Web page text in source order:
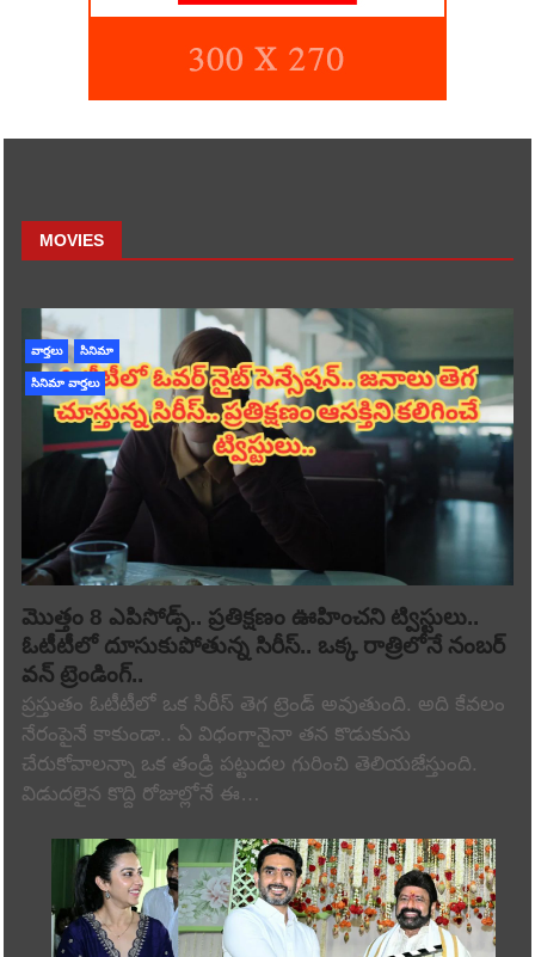
MOVIES
వార్తలు సినిమా
సినిమా వార్తలు
మొత్తం 8 ఎపిసోడ్స్.. ప్రతిక్షణం ఊహించని ట్విస్టులు..
ఓటీటీలో దూసుకుపోతున్న సిరీస్.. ఒక్క రాత్రిలోనే నంబర్
వన్ ట్రెండింగ్..
ప్రస్తుతం ఓటీటీలో ఒక సిరీస్ తెగ ట్రెండ్ అవుతుంది. అది కేవలం
నేరంపైనే కాకుండా.. ఏ విధంగానైనా తన కొడుకును
చేరుకోవాలన్నా ఒక తండ్రి పట్టుదల గురించి తెలియజేస్తుంది.
విడుదలైన కొద్ది రోజుల్లోనే ఈ…